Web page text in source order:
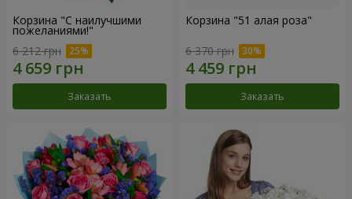
Корзина "С наилучшими
пожеланиями!"
6 212 грн
Заказать
Корзина "51 алая роза"
6 370 грн
Заказать